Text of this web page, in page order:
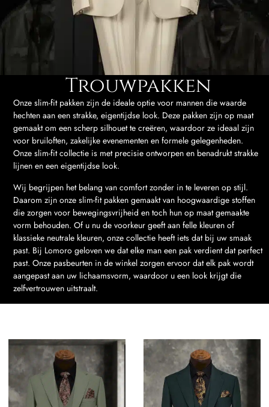
Trouwpakken
Onze slim-fit pakken zijn de ideale optie voor mannen die waarde
hechten aan een strakke, eigentijdse look. Deze pakken zijn op maat
gemaakt om een ​​scherp silhouet te creëren, waardoor ze ideaal zijn
voor bruiloften, zakelijke evenementen en formele gelegenheden.
Onze slim-fit collectie is met precisie ontworpen en benadrukt strakke
lijnen en een eigentijdse look.
Wij begrijpen het belang van comfort zonder in te leveren op stijl.
Daarom zijn onze slim-fit pakken gemaakt van hoogwaardige stoffen
die zorgen voor bewegingsvrijheid en toch hun op maat gemaakte
vorm behouden. Of u nu de voorkeur geeft aan felle kleuren of
klassieke neutrale kleuren, onze collectie heeft iets dat bij uw smaak
past. Bij Lomoro geloven we dat elke man een pak verdient dat perfect
past. Onze pasbeurten in de winkel zorgen ervoor dat elk pak wordt
aangepast aan uw lichaamsvorm, waardoor u een look krijgt die
zelfvertrouwen uitstraalt.